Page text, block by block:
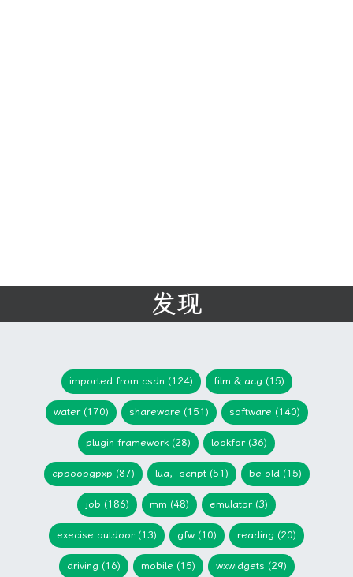
发现
imported from csdn (124) film & acg (15)
water (170) shareware (151) software (140)
plugin framework (28) lookfor (36)
cppoopgpxp (87) lua，script (51) be old (15)
job (186) mm (48) emulator (3)
execise outdoor (13) gfw (10) reading (20)
driving (16) mobile (15) wxwidgets (29)